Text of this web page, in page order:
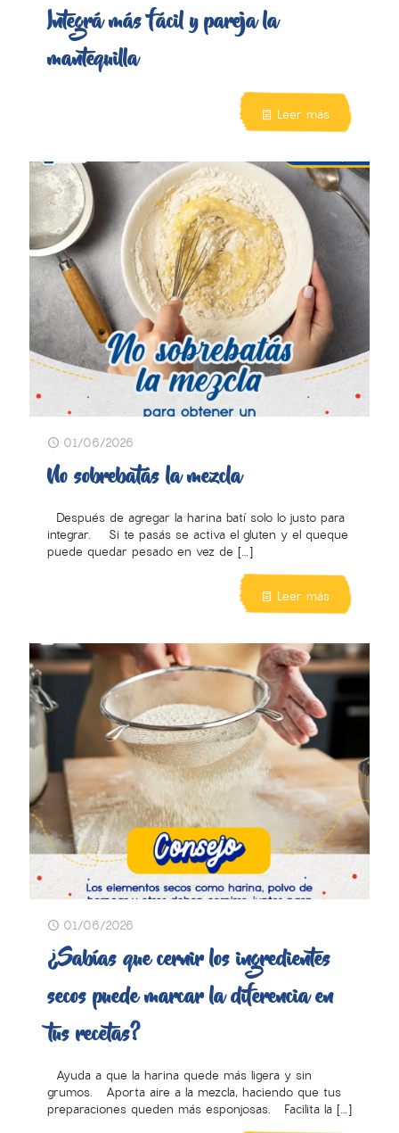
Integrá más fácil y pareja la
mantequilla
Leer más
01/06/2026
No sobrebatás la mezcla
Después de agregar la harina batí solo lo justo para
integrar. Si te pasás se activa el gluten y el queque
puede quedar pesado en vez de […]
Leer más
01/06/2026
¿Sabías que cernir los ingredientes
secos puede marcar la diferencia en
tus recetas?
Ayuda a que la harina quede más ligera y sin
grumos. Aporta aire a la mezcla, haciendo que tus
preparaciones queden más esponjosas. Facilita la […]